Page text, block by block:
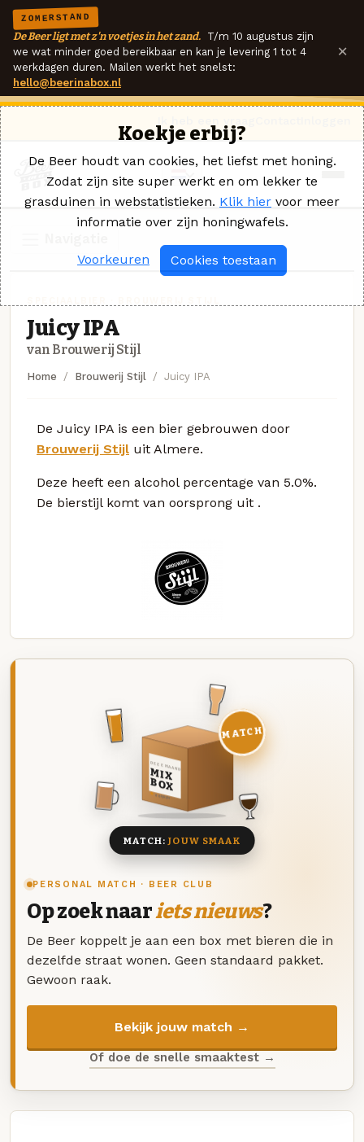
ZOMERSTAND
De Beer ligt met z'n voetjes in het zand. T/m 10 augustus zijn
we wat minder goed bereikbaar en kan je levering 1 tot 4
werkdagen duren. Mailen werkt het snelst:
hello@beerinabox.nl
×
Juicy IPA
van Brouwerij Stijl
Home Brouwerij Stijl Juicy IPA
De Juicy IPA is een bier gebrouwen door
Brouwerij Stijl uit Almere.
Deze heeft een alcohol percentage van 5.0%.
De bierstijl komt van oorsprong uit .
PERSONAL MATCH · BEER CLUB
Op zoek naariets nieuws?
De Beer koppelt je aan een box met bieren die in
dezelfde straat wonen. Geen standaard pakket.
Gewoon raak.
Bekijk jouw match →
Of doe de snelle smaaktest →
DEZE MAAND
MIX
BOX
8 BIEREN
MATCH
MATCH:JOUW SMAAK
Koekje erbij?
De Beer houdt van cookies, het liefst met honing.
Zodat zijn site super werkt en om lekker te
grasduinen in webstatistieken. Klik hier voor meer
informatie over zijn honingwafels.
Voorkeuren Cookies toestaan